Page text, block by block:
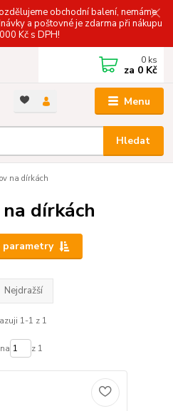
obchodní balení, nemáme
a poštovné je zdarma při nákupu
Kč s DPH!
Menu
Hledat
0 ks
za 0 Kč
na dírkách
dírkách
parametry
Nejdražší
1-1 z 1
z 1